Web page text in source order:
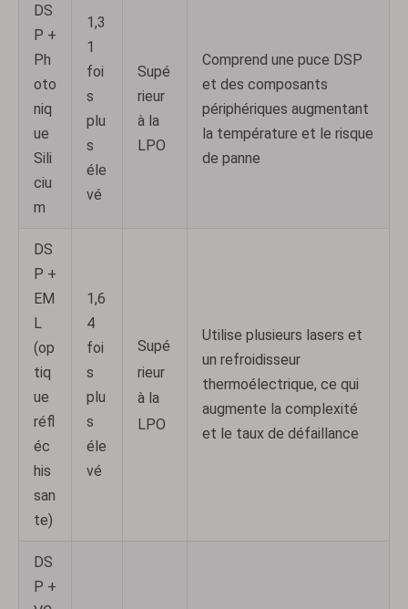
DS
P +
Ph
oto
niq
ue
Sili
ciu
m
1,3
1
foi
s
plu
s
éle
vé
Supé
rieur
à la
LPO
Comprend une puce DSP
et des composants
périphériques augmentant
la température et le risque
de panne
DS
P +
EM
L
(op
tiq
ue
réfl
éc
his
san
te)
1,6
4
foi
s
plu
s
éle
vé
Supé
rieur
à la
LPO
Utilise plusieurs lasers et
un refroidisseur
thermoélectrique, ce qui
augmente la complexité
et le taux de défaillance
DS
P +